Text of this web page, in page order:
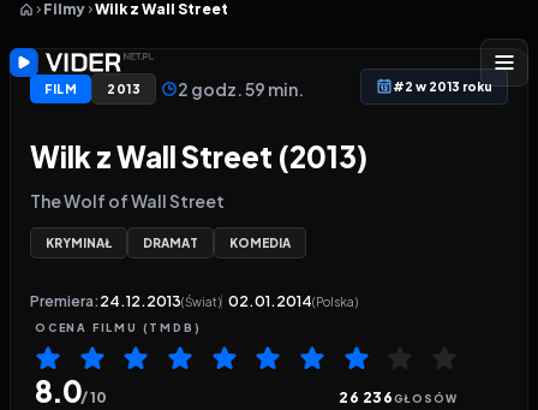
Filmy Wilk z Wall Street
FILM 2013 2 godz. 59 min. #2 w 2013 roku
Wilk z Wall Street (2013)
The Wolf of Wall Street
KRYMINAŁ DRAMAT KOMEDIA
Premiera: 24.12.2013(Świat) 02.01.2014(Polska)
OCENA FILMU (TMDB)
8.0/ 10 26 236GŁOSÓW